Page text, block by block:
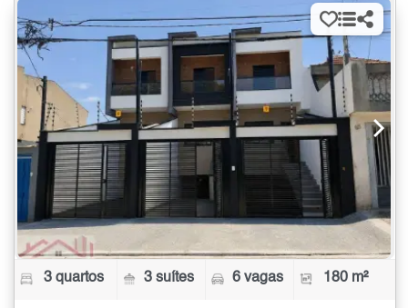
3 quartos 3 suítes 6 vagas 180 m²